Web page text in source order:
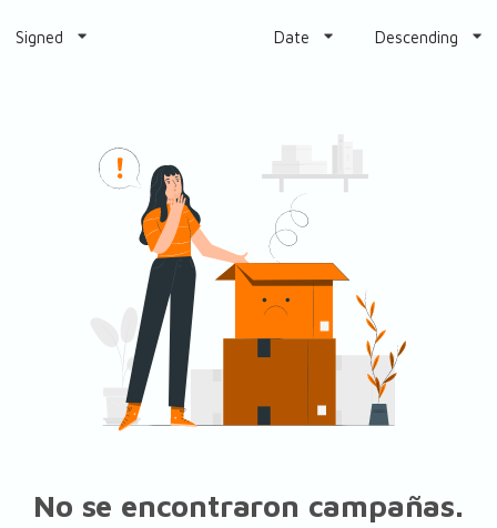
Signed Date Descending
No se encontraron campañas.